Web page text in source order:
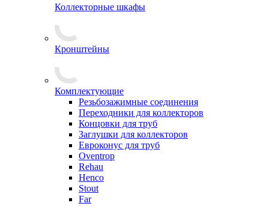
Коллекторные шкафы
Кронштейны
Комплектующие
Резьбозажимные соединения
Переходники для коллекторов
Концовки для труб
Заглушки для коллекторов
Евроконус для труб
Oventrop
Rehau
Henco
Stout
Far